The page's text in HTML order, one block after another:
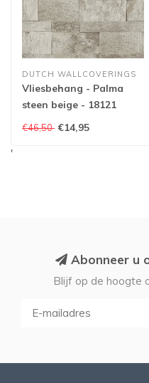
DUTCH WALLCOVERINGS
Vliesbehang - Palma
steen beige - 18121
€46,50 €14,95
'
Abonneer u
Blijf op de hoogte